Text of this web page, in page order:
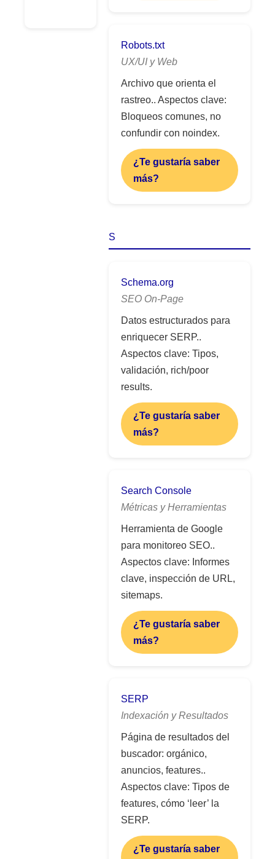
Robots.txt
UX/UI y Web
Archivo que orienta el
rastreo.. Aspectos clave:
Bloqueos comunes, no
confundir con noindex.
¿Te gustaría saber
más?
S
Schema.org
SEO On-Page
Datos estructurados para
enriquecer SERP..
Aspectos clave: Tipos,
validación, rich/poor
results.
¿Te gustaría saber
más?
Search Console
Métricas y Herramientas
Herramienta de Google
para monitoreo SEO..
Aspectos clave: Informes
clave, inspección de URL,
sitemaps.
¿Te gustaría saber
más?
SERP
Indexación y Resultados
Página de resultados del
buscador: orgánico,
anuncios, features..
Aspectos clave: Tipos de
features, cómo ‘leer’ la
SERP.
¿Te gustaría saber